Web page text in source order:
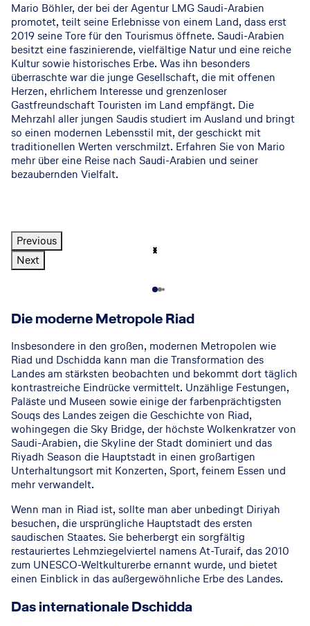
Mario Böhler, der bei der Agentur LMG Saudi-Arabien
promotet, teilt seine Erlebnisse von einem Land, dass erst
2019 seine Tore für den Tourismus öffnete. Saudi-Arabien
besitzt eine faszinierende, vielfältige Natur und eine reiche
Kultur sowie historisches Erbe. Was ihn besonders
überraschte war die junge Gesellschaft, die mit offenen
Herzen, ehrlichem Interesse und grenzenloser
Gastfreundschaft Touristen im Land empfängt. Die
Mehrzahl aller jungen Saudis studiert im Ausland und bringt
so einen modernen Lebensstil mit, der geschickt mit
traditionellen Werten verschmilzt. Erfahren Sie von Mario
mehr über eine Reise nach Saudi-Arabien und seiner
bezaubernden Vielfalt.
Previous
Next
Die moderne Metropole Riad
Insbesondere in den großen, modernen Metropolen wie
Riad und Dschidda kann man die Transformation des
Landes am stärksten beobachten und bekommt dort täglich
kontrastreiche Eindrücke vermittelt. Unzählige Festungen,
Paläste und Museen sowie einige der farbenprächtigsten
Souqs des Landes zeigen die Geschichte von Riad,
wohingegen die Sky Bridge, der höchste Wolkenkratzer von
Saudi-Arabien, die Skyline der Stadt dominiert und das
Riyadh Season die Hauptstadt in einen großartigen
Unterhaltungsort mit Konzerten, Sport, feinem Essen und
mehr verwandelt.
Wenn man in Riad ist, sollte man aber unbedingt Diriyah
besuchen, die ursprüngliche Hauptstadt des ersten
saudischen Staates. Sie beherbergt ein sorgfältig
restauriertes Lehmziegelviertel namens At-Turaif, das 2010
zum UNESCO-Weltkulturerbe ernannt wurde, und bietet
einen Einblick in das außergewöhnliche Erbe des Landes.
© Saudi Tourism Authority
Das internationale Dschidda